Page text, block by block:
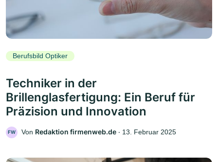
Berufsbild Optiker
Techniker in der
Brillenglasfertigung: Ein Beruf für
Präzision und Innovation
FW Von Redaktion firmenweb.de ‧ 13. Februar 2025